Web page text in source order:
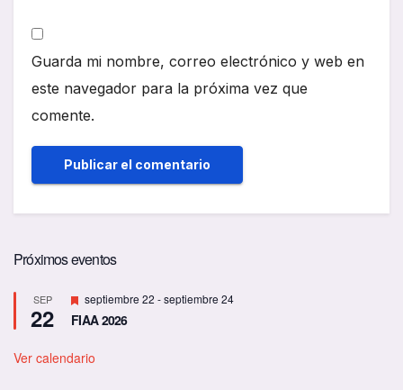
Guarda mi nombre, correo electrónico y web en
este navegador para la próxima vez que
comente.
Próximos eventos
SEP
22
D
e
s
a
septiembre 22 -septiembre 24
FIAA 2026
Ver calendario